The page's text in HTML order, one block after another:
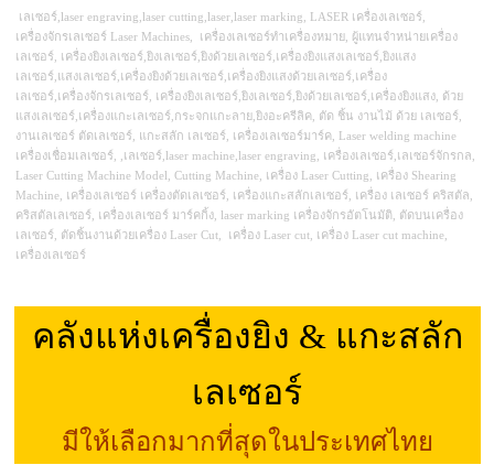
เลเซอร์,laser engraving,laser cutting,laser,laser marking, LASER เครื่องเลเซอร์,
เครื่องจักรเลเซอร์ Laser Machines, เครื่องเลเซอร์ทำเครื่องหมาย, ผู้แทนจำหน่ายเครื่อง
เลเซอร์, เครื่องยิงเลเซอร์,ยิงเลเซอร์,ยิงด้วยเลเซอร์,เครื่องยิงแสงเลเซอร์,ยิงแสง
เลเซอร์,แสงเลเซอร์,เครื่องยิงด้วยเลเซอร์,เครื่องยิงแสงด้วยเลเซอร์,เครื่อง
เลเซอร์,เครื่องจักรเลเซอร์, เครื่องยิงเลเซอร์,ยิงเลเซอร์,ยิงด้วยเลเซอร์,เครื่องยิงแสง, ด้วย
แสงเลเซอร์,เครื่องแกะเลเซอร์,กระจกแกะลาย,ยิงอะครีลิค, ตัด ชิ้น งานไม้ ด้วย เลเซอร์,
งานเลเซอร์ ตัดเลเซอร์, แกะสลัก เลเซอร์, เครื่องเลเซอร์มาร์ค, Laser welding machine
เครื่องเชื่อมเลเซอร์, ,เลเซอร์,laser machine,laser engraving, เครื่องเลเซอร์,เลเซอร์จักรกล,
Laser Cutting Machine Model, Cutting Machine, เครื่อง Laser Cutting, เครื่อง Shearing
Machine, เครื่องเลเซอร์ เครื่องตัดเลเซอร์, เครื่องแกะสลักเลเซอร์, เครื่อง เลเซอร์ คริสตัล,
คริสตัลเลเซอร์, เครื่องเลเซอร์ มาร์คกิ้ง, laser marking เครื่องจักรอัตโนมัติ, ตัดบนเครื่อง
เลเซอร์, ตัดชิ้นงานด้วยเครื่อง Laser Cut, เครื่อง Laser cut, เครื่อง Laser cut machine,
เครื่องเลเซอร์
คลังแห่งเครื่องยิง & แกะสลัก
เลเซอร์
มีให้เลือกมากที่สุดในประเทศไทย